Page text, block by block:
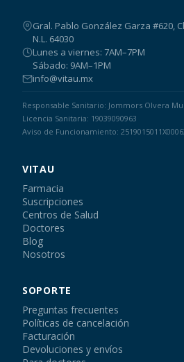
Gral. Pablo González Garza #620,
N.L. 64030
Lunes a viernes: 7AM–7PM
Sábado: 9AM–1PM
info@vitau.mx
Responsable Sanitario: Jommors Olvera
Licencia Sanitaria: 19039090963
Aviso de Funcionamiento:
VITAU
Farmacia
Suscripciones
Centros de Salud
Doctores
Blog
Nosotros
SOPORTE
Preguntas frecuentes
Políticas de cancelación
Facturación
Devoluciones y envíos